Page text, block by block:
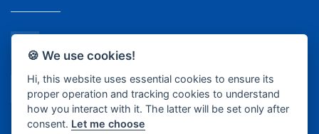
+420 737 218 679
info@bkopava.cz
www.bkopava.cz
🍪 We use cookies!
Hi, this website uses essential cookies to ensure its
proper operation and tracking cookies to understand
how you interact with it. The latter will be set only after
consent. Let me choose